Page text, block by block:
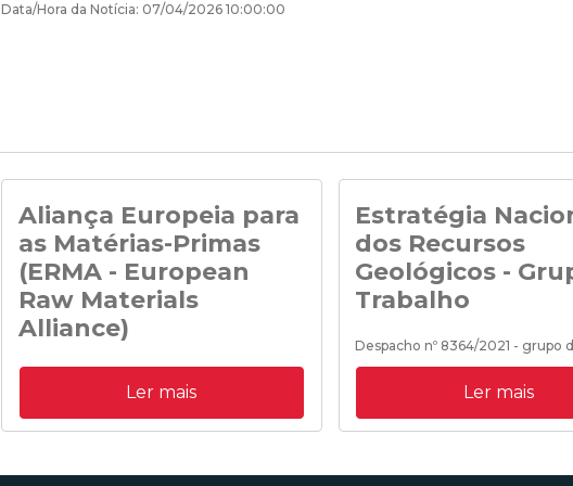
Data/Hora da Notícia: 07/04/2026 10:00:00
Aliança Europeia para
as Matérias-Primas
(ERMA - European
Raw Materials
Alliance)
A DGEG participou em 29/9/2020 no
evento de lançamento da Aliança Europeia
para as Matérias Primas o qual foi
organizado pela Comissão Europeia e
entidades europeias, stakeholders,
Ler mais
Estratégia
dos Recursos
Geológicos -
Trabalho
Despacho nº 8364/2021 - grupo
para preparação da Estratégia
Recursos Geológicos.Ler mais